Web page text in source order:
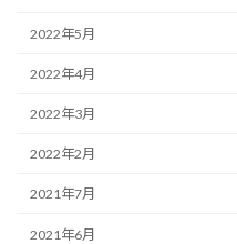
2022年5月
2022年4月
2022年3月
2022年2月
2021年7月
2021年6月